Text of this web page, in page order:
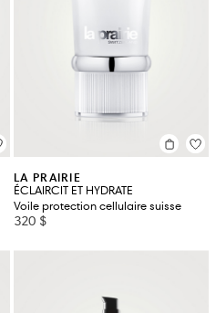
LA PRAIRIE
ÉCLAIRCIT ET HYDRATE
Voile protection cellulaire suisse
320 $